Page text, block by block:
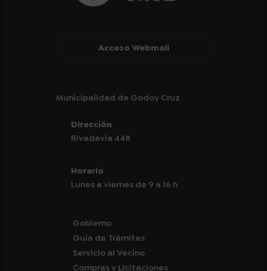
Acceso Webmail
Municipalidad de Godoy Cruz
Dirección
Rivadavia 448
Horario
Lunes a viernes de 9 a 16 h
Gobierno
Guía de Trámites
Servicio al Vecino
Compras y Licitaciones